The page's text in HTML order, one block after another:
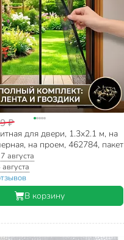
₽
для двери, 1.3х2.1 м, на
на проем, 462784, пакет
7 августа
августа
В корзину